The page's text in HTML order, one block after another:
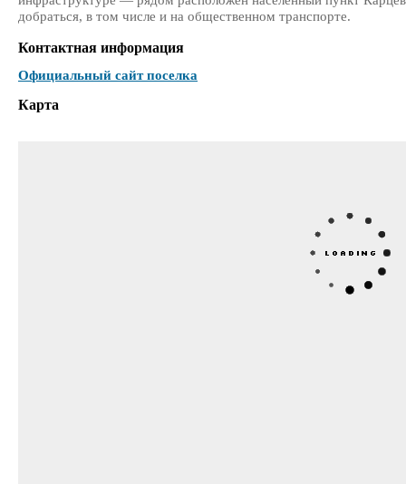
добраться, в том числе и на общественном транспорте.
Контактная информация
Официальный сайт поселка
Карта